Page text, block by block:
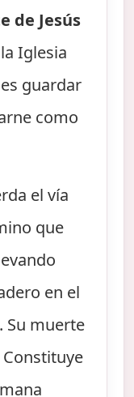
de Jesús
Iglesia
guardar
como
el vía
que
en el
Su muerte